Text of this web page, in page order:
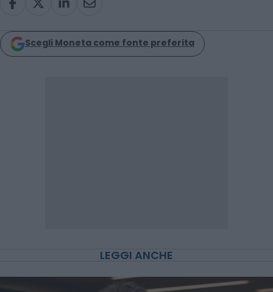
Scegli Moneta come fonte preferita
LEGGI ANCHE